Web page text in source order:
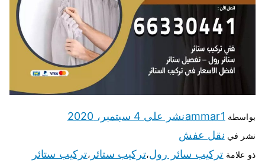
بواسطة ammar1نشر على 4 سبتمبر، 2020
نشر في نقل عفش
ذو علامة تركيب سائر رول،تركيب ستائر ،تركيب ستائر